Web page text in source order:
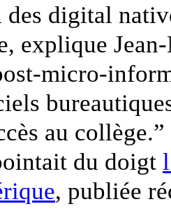
digital
explique
micro-
au
du doigt
, publiée